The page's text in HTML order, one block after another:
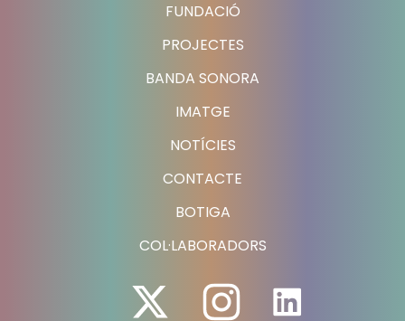
FUNDACIÓ
PROJECTES
BANDA SONORA
IMATGE
NOTÍCIES
CONTACTE
BOTIGA
COL·LABORADORS